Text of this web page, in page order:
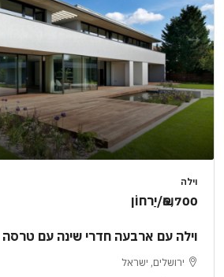
וילה
₪6,700/יַרחוֹן
וילה עם ארבעה חדרי שינה עם טרסה
ירושלים, ישראל